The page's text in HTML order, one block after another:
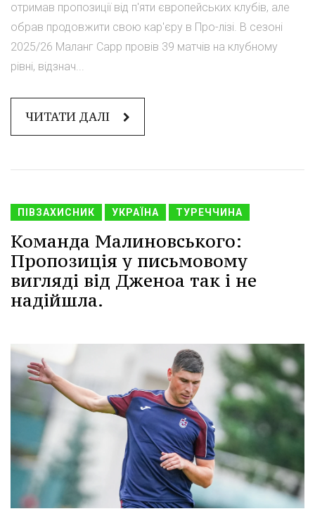
отримав пропозиції від п'яти європейських клубів, але
обрав продовжити свою кар'єру в Про-лізі. В сезоні
2025/26 Маланг Сарр провів 39 матчів на клубному
рівні, відзнач...
ЧИТАТИ ДАЛІ
ПІВЗАХИСНИК УКРАЇНА ТУРЕЧЧИНА
Команда Малиновського:
Пропозиція у письмовому
вигляді від Дженоа так і не
надійшла.